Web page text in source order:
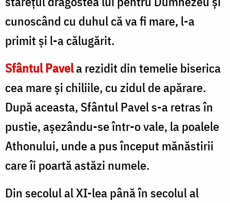
cunoscând cu duhul că va fi mare, l-a
primit și l-a călugărit.
Sfântul Pavela rezidit din temelie biserica
cea mare şi chiliile, cu zidul de apărare.
După aceasta, Sfântul Pavel s-a retras în
pustie, așezându-se într-o vale, la poalele
Athonului, unde a pus început mănăstirii
care îi poartă astăzi numele.
Din secolul al XI-lea până în secolul al